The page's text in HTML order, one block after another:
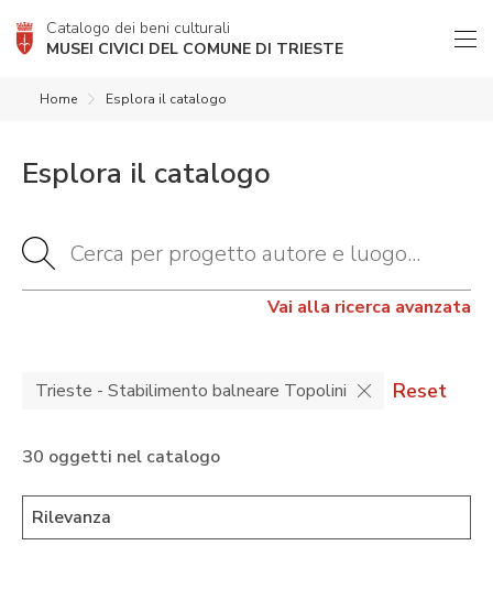
Catalogo dei beni culturali
MUSEI CIVICI DEL COMUNE DI TRIESTE
Home Esplora il catalogo
Esplora il catalogo
Vai alla ricerca avanzata
Trieste - Stabilimento balneare Topolini Reset
30 oggetti nel catalogo